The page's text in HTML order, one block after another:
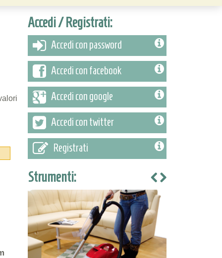
Accedi / Registrati:
Accedi con password
Accedi con facebook
Accedi con google
Accedi con twitter
Registrati
Strumenti: